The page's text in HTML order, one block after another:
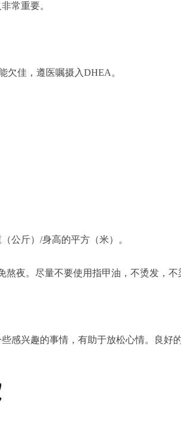
常重要。
欠佳，遵医嘱摄入DHEA。
公斤）/身高的平方（米）。
熬夜。尽量不要使用指甲油，不烫发，不
感兴趣的事情，有助于放松心情。良好